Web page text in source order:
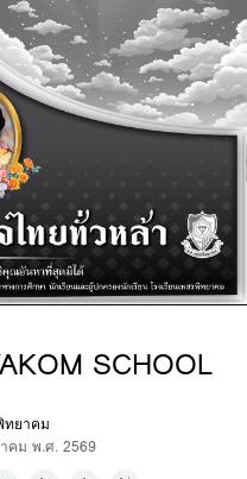
SCHOOL
ทยาคม
คม พ.ศ. 2569